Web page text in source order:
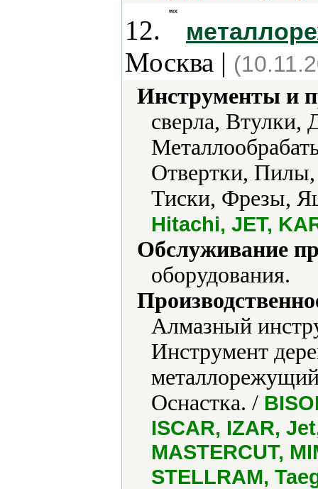
12.
Москва |
Инструменты и
сверла, Втулки,
Отвертки,
Тиски, Фрезы,
Hitachi, JET,
Обслуживание
оборудования.
Алмазный
Инструмент
Оснастка. /
ISCAR, IZAR,
MASTERCUT,
STELLRAM,